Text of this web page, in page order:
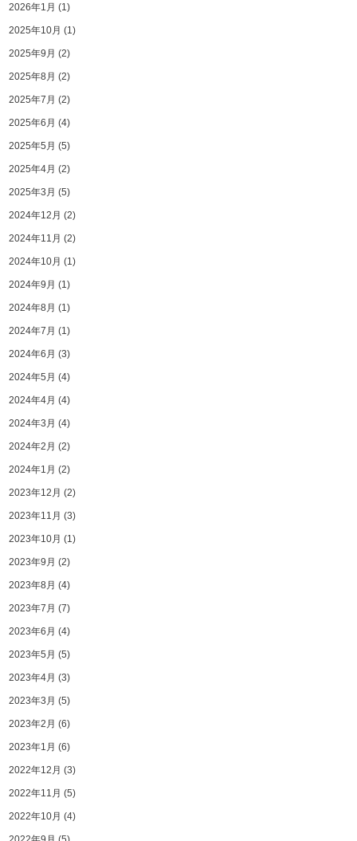
2026年1月 (1)
2025年10月 (1)
2025年9月 (2)
2025年8月 (2)
2025年7月 (2)
2025年6月 (4)
2025年5月 (5)
2025年4月 (2)
2025年3月 (5)
2024年12月 (2)
2024年11月 (2)
2024年10月 (1)
2024年9月 (1)
2024年8月 (1)
2024年7月 (1)
2024年6月 (3)
2024年5月 (4)
2024年4月 (4)
2024年3月 (4)
2024年2月 (2)
2024年1月 (2)
2023年12月 (2)
2023年11月 (3)
2023年10月 (1)
2023年9月 (2)
2023年8月 (4)
2023年7月 (7)
2023年6月 (4)
2023年5月 (5)
2023年4月 (3)
2023年3月 (5)
2023年2月 (6)
2023年1月 (6)
2022年12月 (3)
2022年11月 (5)
2022年10月 (4)